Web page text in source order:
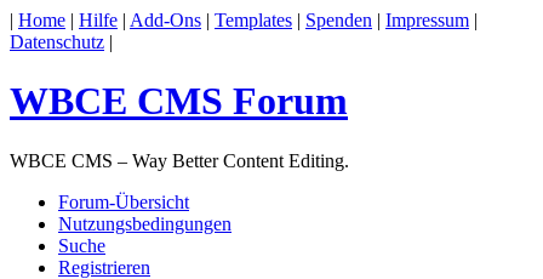
| Home | Hilfe | Add-Ons | Templates | Spenden | Impressum |
Datenschutz |
WBCE CMS Forum
WBCE CMS – Way Better Content Editing.
Forum-Übersicht
Nutzungsbedingungen
Suche
Registrieren